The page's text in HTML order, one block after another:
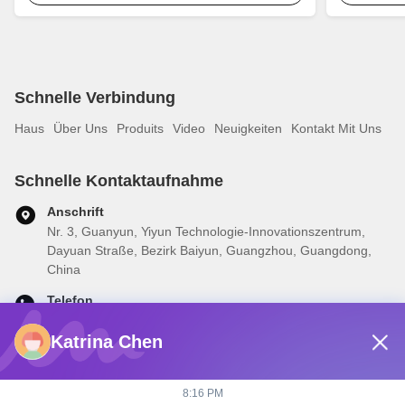
Schnelle Verbindung
Haus Über Uns Produits Video Neuigkeiten Kontakt Mit Uns
Schnelle Kontaktaufnahme
Anschrift
Nr. 3, Guanyun, Yiyun Technologie-Innovationszentrum,
Dayuan Straße, Bezirk Baiyun, Guangzhou, Guangdong,
China
Telefon
0086-15360484360
E-Mail-Adresse
Katrina Chen
8:16 PM